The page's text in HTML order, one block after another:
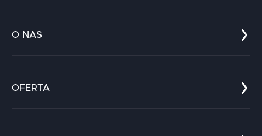
O NAS
Kariera
OFERTA